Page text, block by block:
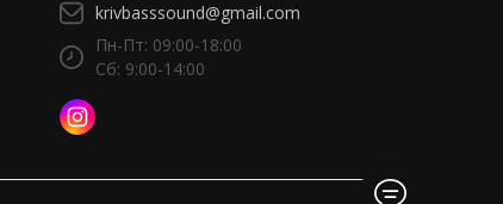
krivbasssound@gmail.com
Пн-Пт: 09:00-18:00
Сб: 9:00-14:00